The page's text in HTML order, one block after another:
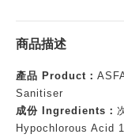
商品描述
產品 Product：
Sanitiser
成份 Ingredients：
Hypochlorous Acid